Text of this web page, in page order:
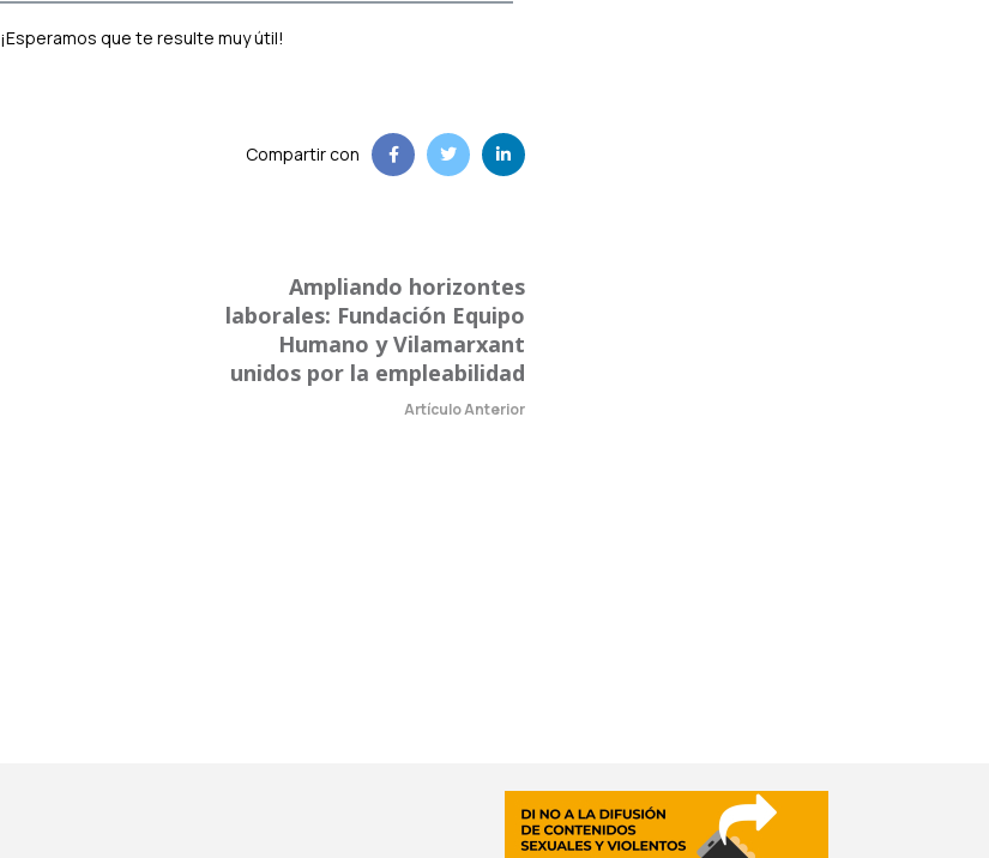
. ¡Esperamos que te resulte muy útil!
Compartir con
Ampliando horizontes
laborales: Fundación Equipo
Humano y Vilamarxant
unidos por la empleabilidad
Artículo Anterior